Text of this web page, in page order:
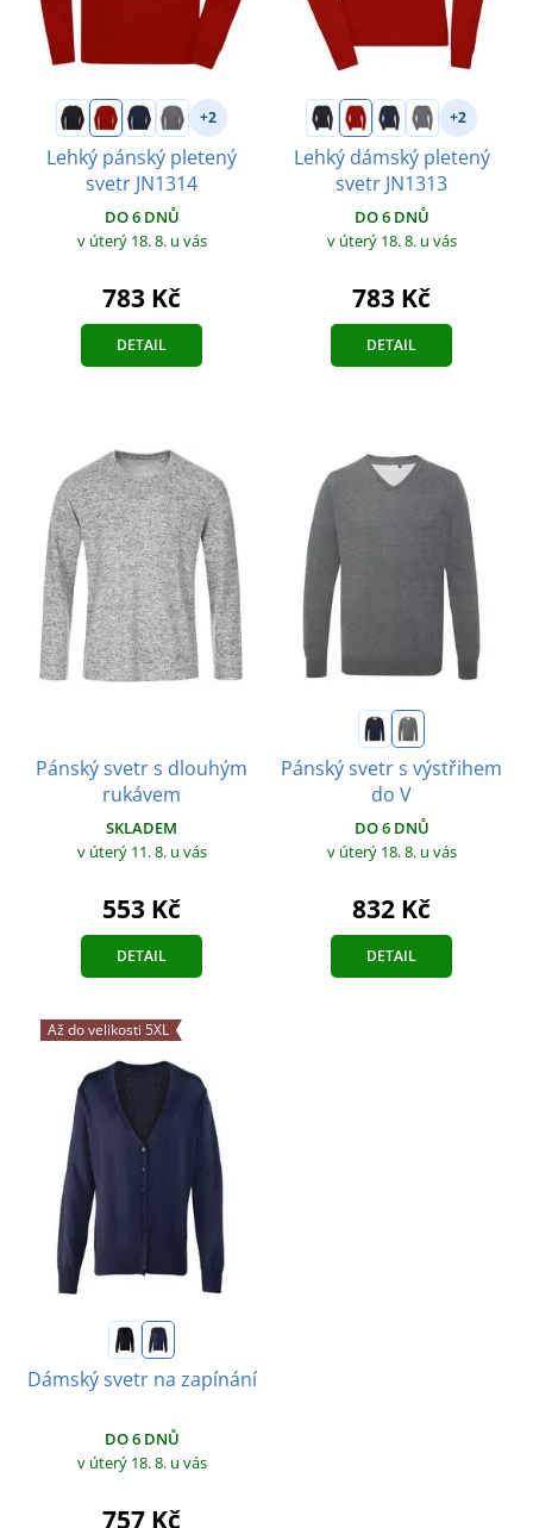
+2
Lehký pánský pletený
svetr JN1314
DO 6 DNŮ
v úterý 18. 8. u vás
783 Kč
DETAIL
+2
Lehký dámský pletený
svetr JN1313
DO 6 DNŮ
v úterý 18. 8. u vás
783 Kč
DETAIL
Pánský svetr s dlouhým
rukávem
SKLADEM
v úterý 11. 8. u vás
553 Kč
DETAIL
Pánský svetr s výstřihem
do V
DO 6 DNŮ
v úterý 18. 8. u vás
832 Kč
DETAIL
Až do velikosti 5XL
Dámský svetr na zapínání
DO 6 DNŮ
v úterý 18. 8. u vás
757 Kč